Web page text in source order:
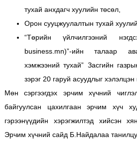
тухай анхдагч хуулийн төсөл,
Орон сууцжуулалтын тухай
“Төрийн үйлчилгээний
business.mn)”-ийн талаар
хэмжээний тухай” Засгийн
зэрэг 20 гаруй асуудлыг
Мөн сэргээгдэх эрчим хүчний
байгуулсан цахилгаан эрчим хүч
гэрээнүүдийн хэрэгжилтэд хийсэн
Эрчим хүчний сайд Б.Найдалаа